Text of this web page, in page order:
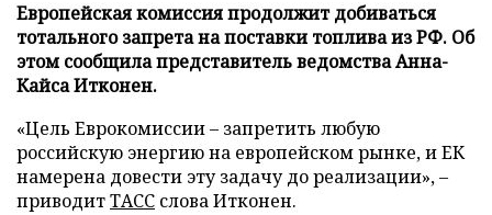
Европейская комиссия продолжит добиваться
тотального запрета на поставки топлива из РФ. Об
этом сообщила представитель ведомства Анна-
Кайса Итконен.
«Цель Еврокомиссии – запретить любую
российскую энергию на европейском рынке, и ЕК
намерена довести эту задачу до реализации», –
приводитТАСС слова Итконен.